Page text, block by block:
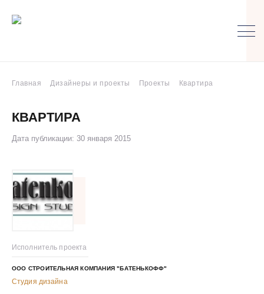
Главная Дизайнеры и проекты Проекты Квартира
КВАРТИРА
Дата публикации: 30 января 2015
Исполнитель проекта
ООО СТРОИТЕЛЬНАЯ КОМПАНИЯ "БАТЕНЬКОФФ"
Студия дизайна